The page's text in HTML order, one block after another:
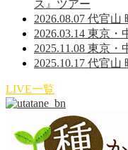
ス』ツアー
2026.08.07 代官
2026.03.14 東京・
2025.11.08 東京・
2025.10.17 代官
LIVE一覧